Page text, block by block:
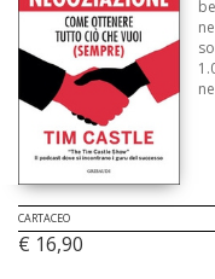
CARTACEO
€ 16,90